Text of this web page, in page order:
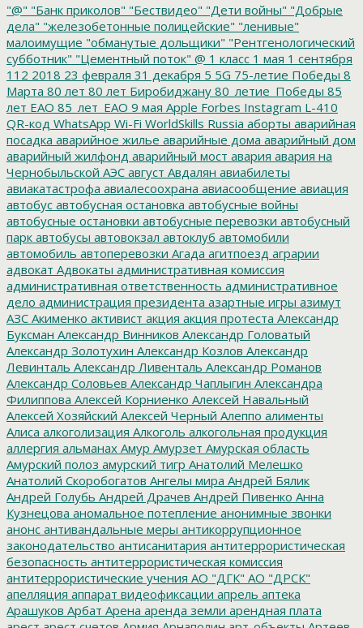
"@" "Банк приколов" "Бествидео" "Дети войны" "Добрые
дела" "железобетонные полицейские" "ленивые"
малоимущие "обманутые дольщики" "Рентгенологический
субботник" "Цементный поток" @ 1 класс 1 мая 1 сентября
112 2018 23 февраля 31 декабря 5 5G 75-летие Победы 8
Марта 80 лет 80 лет Биробиджану 80_летие_Победы 85
лет ЕАО 85_лет_ЕАО 9 мая Apple Forbes Instagram L-410
QR-код WhatsApp Wi-Fi WorldSkills Russia аборты аварийная
посадка аварийное жилье аварийные дома аварийный дом
аварийный жилфонд аварийный мост авария авария на
Чернобыльской АЭС август Авдалян авиабилеты
авиакатастрофа авиалесоохрана авиасообщение авиация
автобус автобусная остановка автобусные войны
автобусные остановки автобусные перевозки автобусный
парк автобусы автовокзал автоклуб автомобили
автомобиль автоперевозки Агада агитпоезд аграрии
адвокат Адвокаты административная комиссия
административная ответственность административное
дело администрация президента азартные игры азимут
АЗС Акименко активист акция акция протеста Александр
Буксман Александр Винников Александр Головатый
Александр Золотухин Александр Козлов Александр
Левинталь Александр Ливенталь Александр Романов
Александр Соловьев Александр Чаплыгин Александра
Филиппова Алексей Корниенко Алексей Навальный
Алексей Хозяйский Алексей Черный Алеппо алименты
Алиса алкоголизация Алкоголь алкогольная продукция
аллергия альманах Амур Амурзет Амурская область
Амурский полоз амурский тигр Анатолий Мелешко
Анатолий Скоробогатов Ангелы мира Андрей Бялик
Андрей Голубь Андрей Драчев Андрей Пивенко Анна
Кузнецова аномальное потепление анонимные звонки
анонс антивандальные меры антикоррупционное
законодательство антисанитария антитеррористическая
безопасность антитеррористическая комиссия
антитеррористические учения АО "ДГК" АО "ДРСК"
апелляция аппарат видеофиксации апрель аптека
Арашуков Арбат Арена аренда земли арендная плата